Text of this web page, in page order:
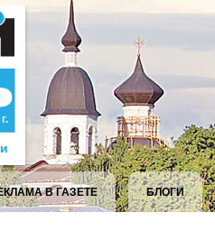
В ГАЗЕТЕ БЛОГИ